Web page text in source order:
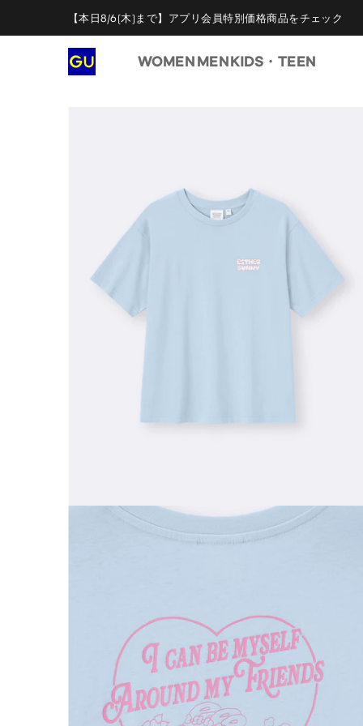
【本日8/6(木)まで】アプリ会員特別価格商品をチェック
WOMEN MENKIDS・TEEN